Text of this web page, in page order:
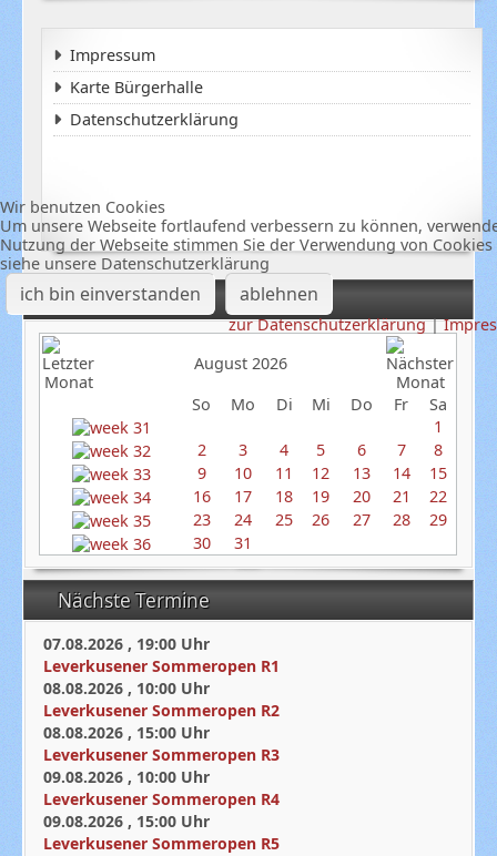
Termine
August 2026
So
Mo Di Mi Do Fr
Sa
1
2
3 4 5 6 7
8
9
10 11 12 13 14
15
16
17 18 19 20 21
22
23
24 25 26 27 28
29
30
31
Nächste Termine
07.08.2026 , 19:00 Uhr
Leverkusener Sommeropen R1
08.08.2026 , 10:00 Uhr
Leverkusener Sommeropen R2
08.08.2026 , 15:00 Uhr
Leverkusener Sommeropen R3
09.08.2026 , 10:00 Uhr
Leverkusener Sommeropen R4
09.08.2026 , 15:00 Uhr
Leverkusener Sommeropen R5
Impressum
Karte Bürgerhalle
Datenschutzerklärung
Wir benutzen Cookies
Um unsere Webseite fortlaufend verbessern zu können,
Nutzung der Webseite stimmen Sie der Verwendung von
siehe unsere Datenschutzerklärung
ich bin einverstanden ablehnen
zur Datenschutzerklärung|